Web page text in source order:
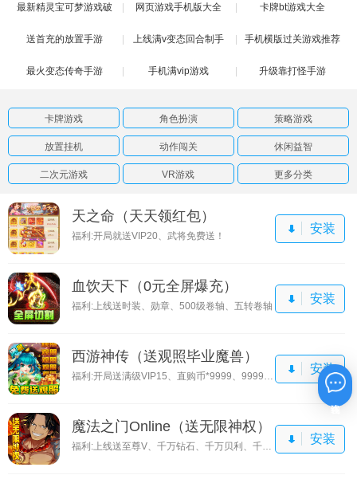
最新精灵宝可梦游戏破
解版
网页游戏手机版大全 卡牌bt游戏大全
送首充的放置手游 上线满v变态回合制手
游
手机横版过关游戏推荐
最火变态传奇手游 手机满vip游戏 升级靠打怪手游
卡牌游戏 角色扮演 策略游戏
放置挂机 动作闯关 休闲益智
二次元游戏 VR游戏 更多分类
天之命（天天领红包）
福利:开局就送VIP20、武将免费送！
安装
血饮天下（0元全屏爆充）
福利:上线送时装、勋章、500级卷轴、五转卷轴
安装
西游神传（送观照毕业魔兽）
安装
魔法之门Online（送无限神权）
安装